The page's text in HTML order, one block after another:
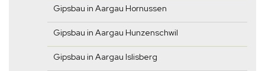
Gipsbau in Aargau Hornussen
Gipsbau in Aargau Hunzenschwil
Gipsbau in Aargau Islisberg